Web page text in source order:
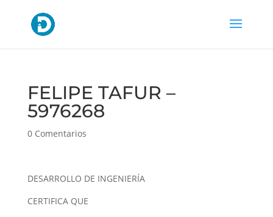
FELIPE TAFUR –
5976268
0 Comentarios
DESARROLLO DE INGENIERÍA
CERTIFICA QUE